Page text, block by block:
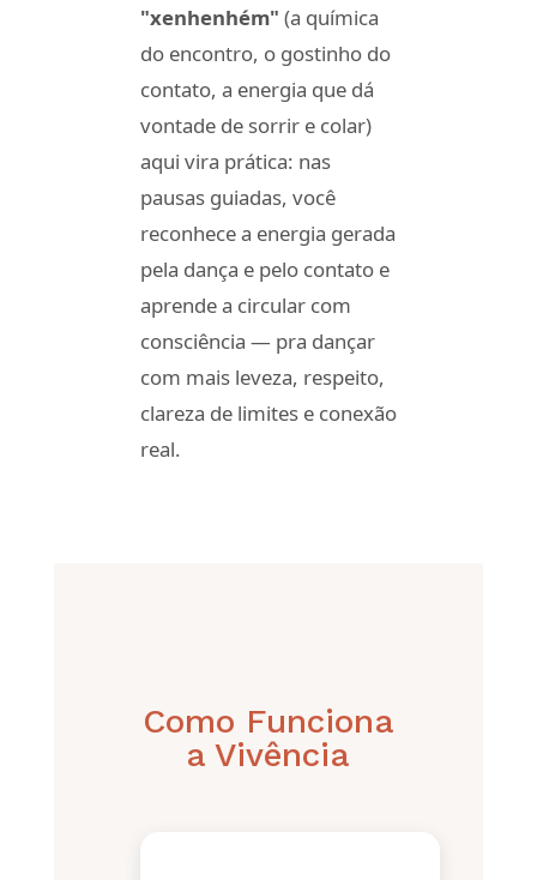
"xenhenhém" (a química
do encontro, o gostinho do
contato, a energia que dá
vontade de sorrir e colar)
aqui vira prática: nas
pausas guiadas, você
reconhece a energia gerada
pela dança e pelo contato e
aprende a circular com
consciência — pra dançar
com mais leveza, respeito,
clareza de limites e conexão
real.
Como Funciona
a Vivência